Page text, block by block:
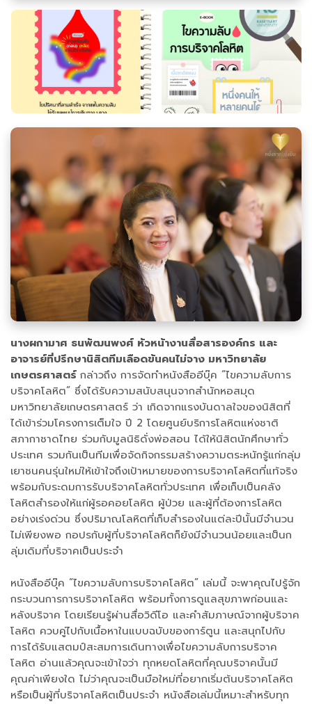
นางผกามาศ ธนพัฒนพงศ์ หัวหน้างานสื่อสารองค์กร และ
อาจารย์ที่ปรึกษานิสิตทีมเลือดข้นคนไม่จาง มหาวิทยาลัย
เกษตรศาสตร์ กล่าวถึง การจัดทำหนังสืออีบุ๊ค “ไขความลับการ
บริจาคโลหิต” ซึ่งได้รับความสนับสนุนจากสำนักหอสมุด
มหาวิทยาลัยเกษตรศาสตร์ ว่า เกิดจากแรงบันดาลใจของนิสิตที่
ได้เข้าร่วมโครงการเต็มใจ ปี 2 โดยศูนย์บริการโลหิตแห่งชาติ
สภากาชาดไทย ร่วมกับมูลนิธิดั่งพ่อสอน ได้ให้นิสิตนักศึกษาทั่ว
ประเทศ รวมกันเป็นทีมเพื่อจัดกิจกรรมสร้างความตระหนักรู้แก่กลุ่ม
เยาชนคนรุ่นใหม่ให้เข้าใจถึงเป้าหมายของการบริจาคโลหิตที่แท้จริง
พร้อมกับระดมการรับบริจาคโลหิตทั่วประเทศ เพื่อเก็บเป็นคลัง
โลหิตสำรองให้แก่ผู้รอคอยโลหิต ผู้ป่วย และผู้ที่ต้องการโลหิต
อย่างเร่งด่วน ซึ่งปริมาณโลหิตที่เก็บสำรองในแต่ละปีนั้นมีจำนวน
ไม่เพียงพอ กอปรกับผู้ที่บริจาคโลหิตก็ยังมีจำนวนน้อยและเป็นก
ลุ่มเดิมที่บริจาคเป็นประจำ
หนังสืออีบุ๊ค “ไขความลับการบริจาคโลหิต” เล่มนี้ จะพาคุณไปรู้จัก
กระบวนการการบริจาคโลหิต พร้อมทั้งการดูแลสุขภาพก่อนและ
หลังบริจาค โดยเรียนรู้ผ่านสื่อวิดีโอ และคำสัมภาษณ์จากผู้บริจาค
โลหิต ควบคู่ไปกับเนื้อหาในแบบฉบับของการ์ตูน และสนุกไปกับ
การได้รับแสตมป์สะสมการเดินทางเพื่อไขความลับการบริจาค
โลหิต อ่านแล้วคุณจะเข้าใจว่า ทุกหยดโลหิตที่คุณบริจาคนั้นมี
คุณค่าเพียงใด ไม่ว่าคุณจะเป็นมือใหม่ที่อยากเริ่มต้นบริจาคโลหิต
หรือเป็นผู้ที่บริจาคโลหิตเป็นประจำ หนังสือเล่มนี้เหมาะสำหรับทุก